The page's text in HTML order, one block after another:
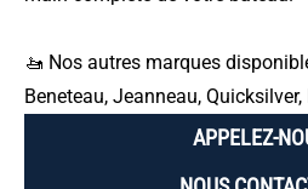
🚤 Nos autres marques
Beneteau, Jeanneau,
APPELEZ-